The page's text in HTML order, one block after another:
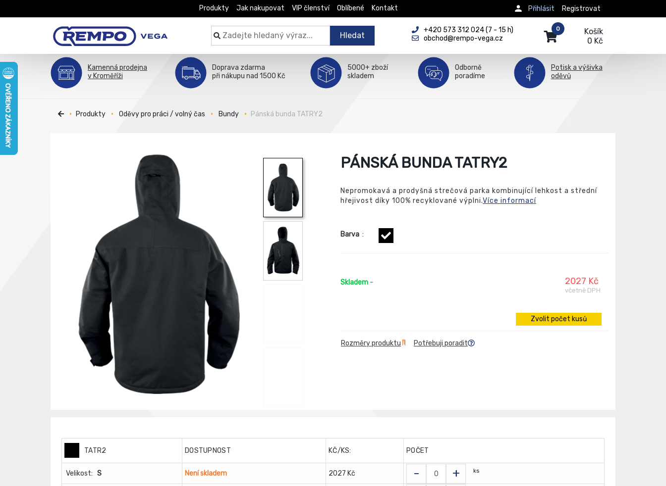
Produkty Jak nakupovat VIP členství Oblíbené Kontakt Registrovat
Přihlásit
Hledat
+420 573 312 024 (7 - 15 h)
obchod@rempo-vega.cz
Košík
0 Kč
0
Kamenná prodejna
v Kroměříži
Doprava zdarma
při nákupu nad 1500 Kč
5000+ zboží
skladem
Odborně
poradíme
Potisk a výšivka
oděvů
Produkty Oděvy pro práci / volný čas Bundy Pánská bunda TATRY2
PÁNSKÁ BUNDA TATRY2
Nepromokavá a prodyšná strečová parka kombinující lehkost a střední
hřejivost díky 100% recyklované výplni.Více informací
Barva :
Skladem - 2027 Kč
včetně DPH
Zvolit počet kusů
Rozměry produktu Potřebuji poradit
TATR2 DOSTUPNOST KČ/KS: POČET
Velikost: S Není skladem 2027 Kč - + ks